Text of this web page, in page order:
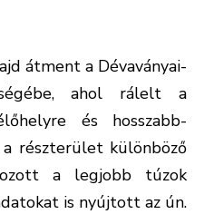
átment a Dévaványai-
ahol rálelt a
és hosszabb-
részterület különböző
a legjobb túzok
is nyújtott az ún.